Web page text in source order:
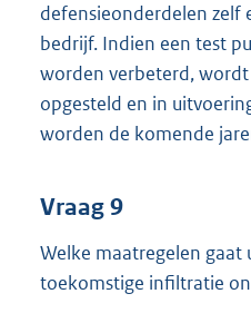
defensieonderdelen zelf
bedrijf. Indien een test
worden verbeterd,
opgesteld en in
worden de komende
Vraag 9
Welke maatregelen gaat
toekomstige infiltratie